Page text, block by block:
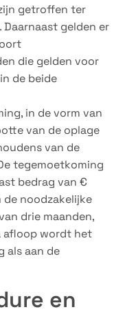
getroffen ter
gelden er
die gelden voor
de beide
in de vorm van
van de oplage
van de
tegemoetkoming
bedrag van €
de noodzakelijke
drie maanden,
afloop wordt het
als aan de
en